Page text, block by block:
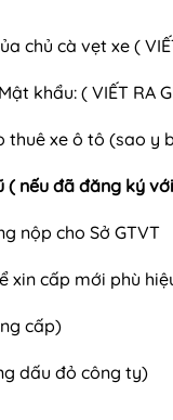
chủ cà vẹt xe (
khẩu: ( VIẾT RA
xe ô tô (sao y
nếu đã đăng ký
nộp cho Sở GTVT
xin cấp mới phù
cấp)
dấu đỏ công ty)